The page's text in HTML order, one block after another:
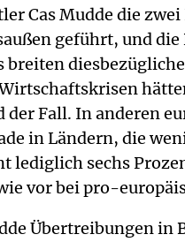
Cas Mudde die
geführt, und
breiten
Fall. In anderen
in Ländern, die
lediglich sechs
vor bei pro-
Übertreibungen in